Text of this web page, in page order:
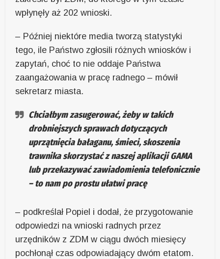
wpłynęły aż 202 wnioski.
– Później niektóre media tworzą statystyki
tego, ile Państwo zgłosili różnych wniosków i
zapytań, choć to nie oddaje Państwa
zaangażowania w pracę radnego – mówił
sekretarz miasta.
Chciałbym zasugerować, żeby w takich
drobniejszych sprawach dotyczących
uprzątnięcia bałaganu, śmieci, skoszenia
trawnika skorzystać z naszej aplikacji GAMA
lub przekazywać zawiadomienia telefonicznie
– to nam po prostu ułatwi pracę
– podkreślał Popiel i dodał, że przygotowanie
odpowiedzi na wnioski radnych przez
urzędników z ZDM w ciągu dwóch miesięcy
pochłonął czas odpowiadający dwóm etatom.